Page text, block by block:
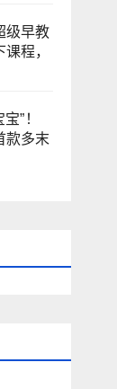
级早教
程，
”！
款多末